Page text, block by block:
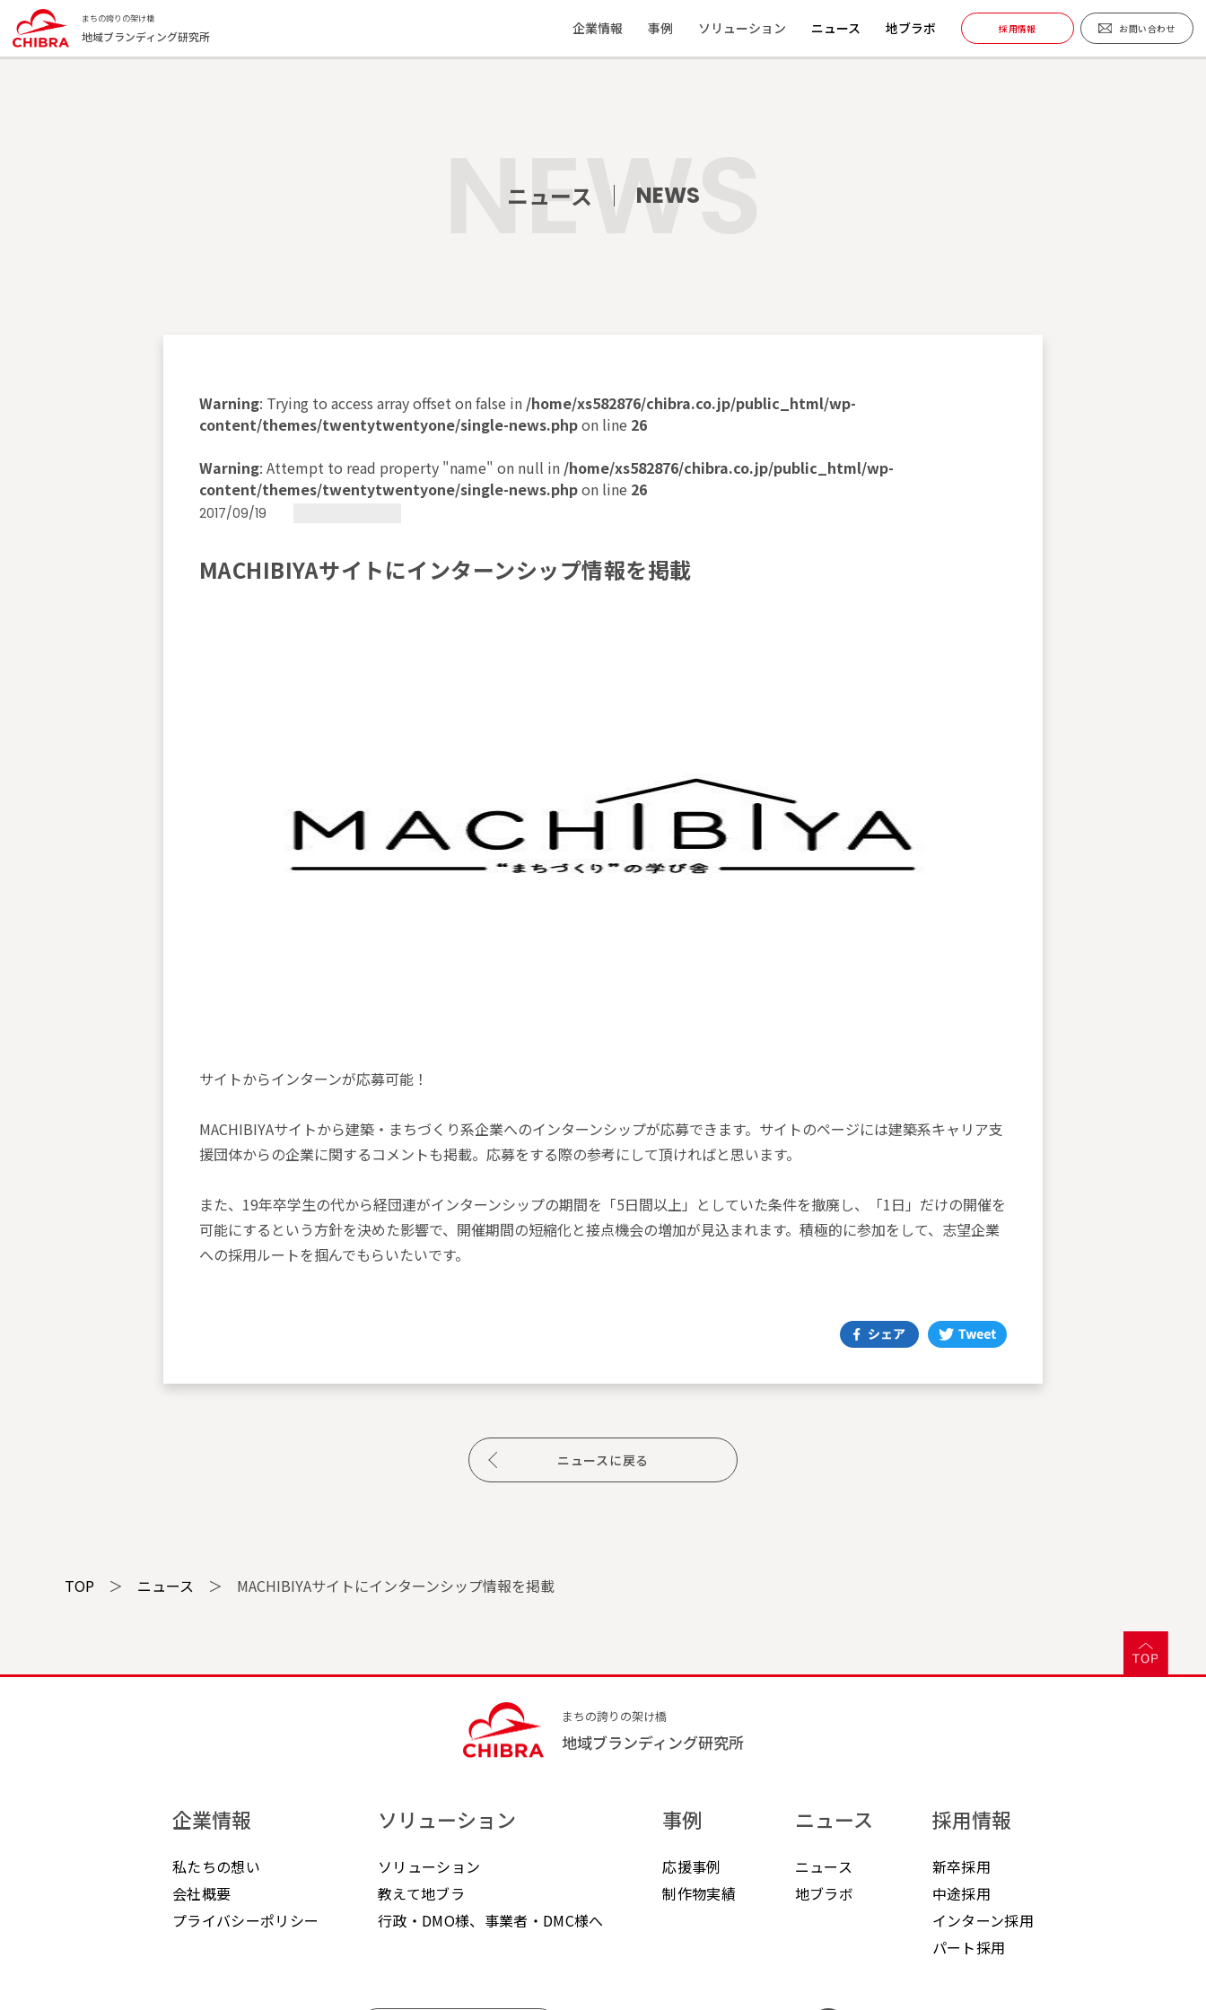
まちの誇りの架け橋
地域ブランディング研究所 企業情報 事例 ソリューション ニュース 地ブラボ 採用情報 お問い合わせ
ニュース NEWS
Warning: Trying to access array offset on false in /home/xs582876/chibra.co.jp/public_html/wp-
content/themes/twentytwentyone/single-news.phpon line 26
Warning: Attempt to read property "name" on null in /home/xs582876/chibra.co.jp/public_html/wp-
content/themes/twentytwentyone/single-news.phpon line 26
2017/09/19
MACHIBIYAサイトにインターンシップ情報を掲載
サイトからインターンが応募可能！
MACHIBIYAサイトから建築・まちづくり系企業へのインターンシップが応募できます。サイトのページには建築系キャリア支
援団体からの企業に関するコメントも掲載。応募をする際の参考にして頂ければと思います。
また、19年卒学生の代から経団連がインターンシップの期間を「5日間以上」としていた条件を撤廃し、「1日」だけの開催を
可能にするという方針を決めた影響で、開催期間の短縮化と接点機会の増加が見込まれます。積極的に参加をして、志望企業
への採用ルートを掴んでもらいたいです。
ニュースに戻る
TOP ＞ ニュース ＞ MACHIBIYAサイトにインターンシップ情報を掲載
まちの誇りの架け橋
地域ブランディング研究所
企業情報
私たちの想い
会社概要
プライバシーポリシー
ソリューション
ソリューション
教えて地ブラ
行政・DMO様、事業者・DMC様へ
事例
応援事例
制作物実績
ニュース
ニュース
地ブラボ
採用情報
新卒採用
中途採用
インターン採用
パート採用